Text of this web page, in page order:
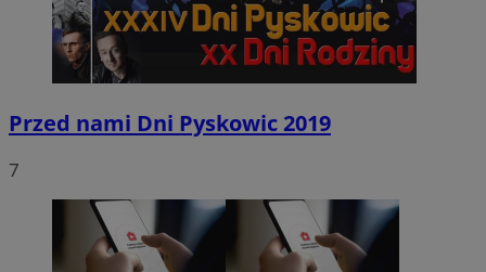
Przed nami Dni Pyskowic 2019
7